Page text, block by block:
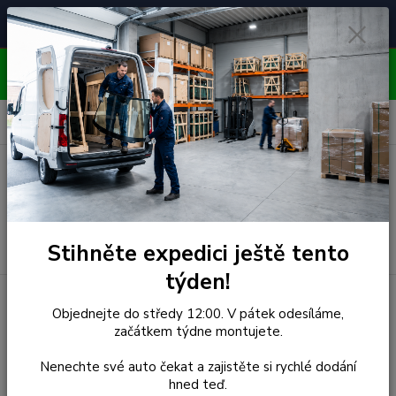
🚘
Čelní skla pro
unikátní vozy
📞
Poradenství
ZDARMA
⭐ 4.7/5 (50 recenzí)
OBJEDNÁVEJTE DO STŘEDY 12:00 - KAŽDÝ PÁTEK
EXPEDUJEME!!
Menu
Hledat
0 ks
za 0,00 Kč
SEDAN/5D (r.1988-1991)
Čelní Sklo - MITSUBISHI
Stihněte expedici ještě tento
týden!
Objednejte do středy 12:00. V pátek odesíláme,
začátkem týdne montujete.
Nenechte své auto čekat a zajistěte si rychlé dodání
hned teď.